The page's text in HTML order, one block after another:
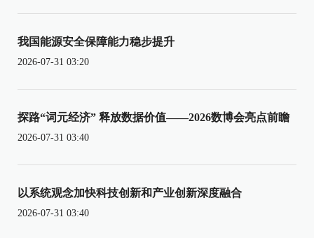
我国能源安全保障能力稳步提升
2026-07-31 03:20
探路“词元经济” 释放数据价值——2026数博会亮点前瞻
2026-07-31 03:40
以系统观念加快科技创新和产业创新深度融合
2026-07-31 03:40